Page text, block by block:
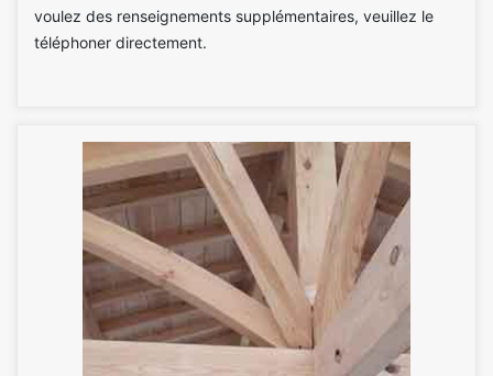
voulez des renseignements supplémentaires, veuillez le
téléphoner directement.